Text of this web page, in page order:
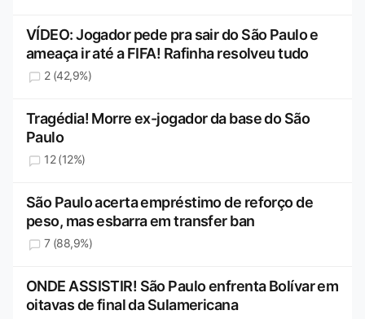
VÍDEO: Jogador pede pra sair do São Paulo e
ameaça ir até a FIFA! Rafinha resolveu tudo
2 (42,9%)
Tragédia! Morre ex-jogador da base do São
Paulo
12 (12%)
São Paulo acerta empréstimo de reforço de
peso, mas esbarra em transfer ban
7 (88,9%)
ONDE ASSISTIR! São Paulo enfrenta Bolívar em
oitavas de final da Sulamericana